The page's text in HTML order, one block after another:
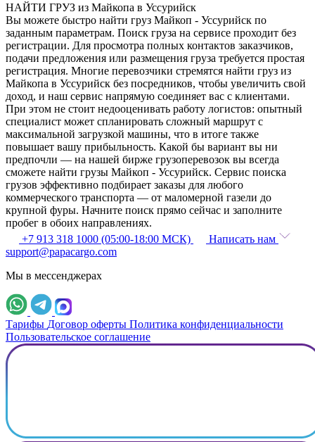
НАЙТИ ГРУЗ из Майкопа в Уссурийск
Вы можете быстро найти груз Майкоп - Уссурийск по
заданным параметрам. Поиск груза на сервисе проходит без
регистрации. Для просмотра полных контактов заказчиков,
подачи предложения или размещения груза требуется простая
регистрация. Многие перевозчики стремятся найти груз из
Майкопа в Уссурийск без посредников, чтобы увеличить свой
доход, и наш сервис напрямую соединяет вас с клиентами.
При этом не стоит недооценивать работу логистов: опытный
специалист может спланировать сложный маршрут с
максимальной загрузкой машины, что в итоге также
повышает вашу прибыльность. Какой бы вариант вы ни
предпочли — на нашей бирже грузоперевозок вы всегда
сможете найти грузы Майкоп - Уссурийск. Сервис поиска
грузов эффективно подбирает заказы для любого
коммерческого транспорта — от маломерной газели до
крупной фуры. Начните поиск прямо сейчас и заполните
пробег в обоих направлениях.
+7 913 318 1000 (05:00-18:00 МСК)
Написать нам
support@papacargo.com
Мы в мессенджерах
Тарифы Договор оферты Политика конфиденциальности
Пользовательское соглашение